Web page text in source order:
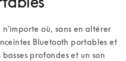
où, sans en altérer
Bluetooth portables et
profondes et un son